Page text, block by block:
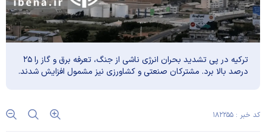
ترکیه در پی تشدید بحران انرژی ناشی از جنگ، تعرفه برق و گاز را ۲۵
درصد بالا برد. مشترکان صنعتی و کشاورزی نیز مشمول افزایش شدند.
کد خبر : ۱۸۲۲۵۵